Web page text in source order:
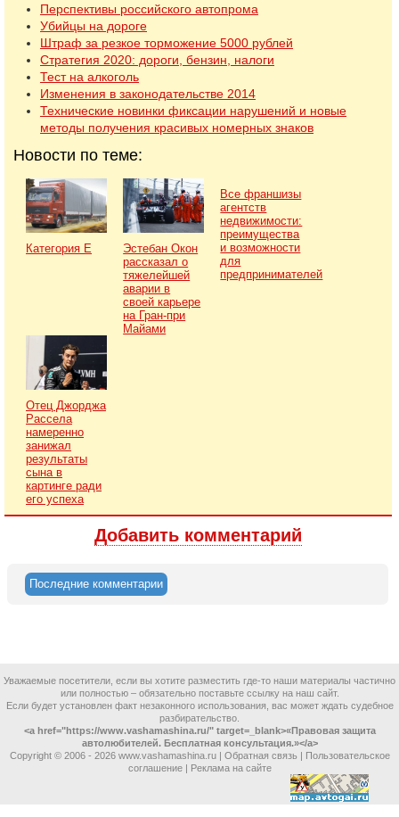
Перспективы российского автопрома
Убийцы на дороге
Штраф за резкое торможение 5000 рублей
Стратегия 2020: дороги, бензин, налоги
Тест на алкоголь
Изменения в законодательстве 2014
Технические новинки фиксации нарушений и новые
методы получения красивых номерных знаков
Новости по теме:
Категория Е
Эстебан Окон
рассказал о
тяжелейшей
аварии в
своей карьере
на Гран-при
Майами
Все франшизы
агентств
недвижимости:
преимущества
и возможности
для
предпринимателей
Отец Джорджа
Рассела
намеренно
занижал
результаты
сына в
картинге ради
его успеха
Добавить комментарий
Последние комментарии
Уважаемые посетители, если вы хотите разместить где-то наши материалы частично
или полностью – обязательно поставьте ссылку на наш сайт.
Если будет установлен факт незаконного использования, вас может ждать судебное
разбирательство.
<a href="https://www.vashamashina.ru/" target=_blank>«Правовая защита
автолюбителей. Бесплатная консультация.»</a>
Copyright © 2006 - 2026 www.vashamashina.ru | Обратная связь | Пользовательское
соглашение| Реклама на сайте